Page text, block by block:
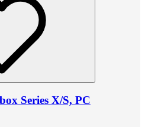
Series X/S, PC